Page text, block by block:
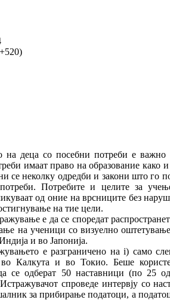
на деца со посебни потреби е важно
имаат право на образование како
се неколку одредби и закони што го
Потребите и целите за
од оние на врсниците без
на тие цели.
е да се споредат
на ученици со визуелно
и во Јапонија.
е разграничено на i) само
Калкута и во Токио. Беше
се одберат 50 наставници (по 25
спроведе интервју со
за прибирање податоци, а